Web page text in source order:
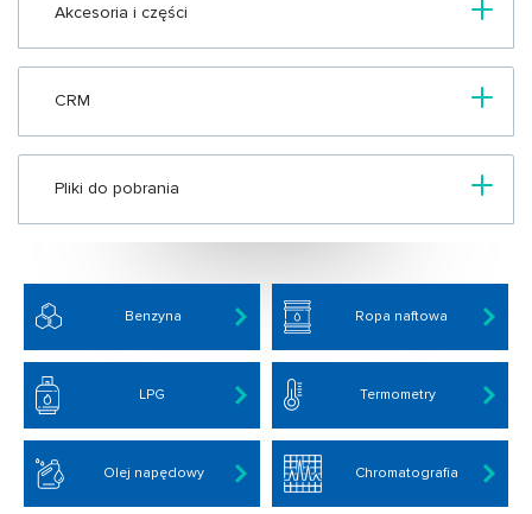
Akcesoria i części
CRM
Pliki do pobrania
Benzyna Ropa naftowa
LPG Termometry
Olej napędowy Chromatografia